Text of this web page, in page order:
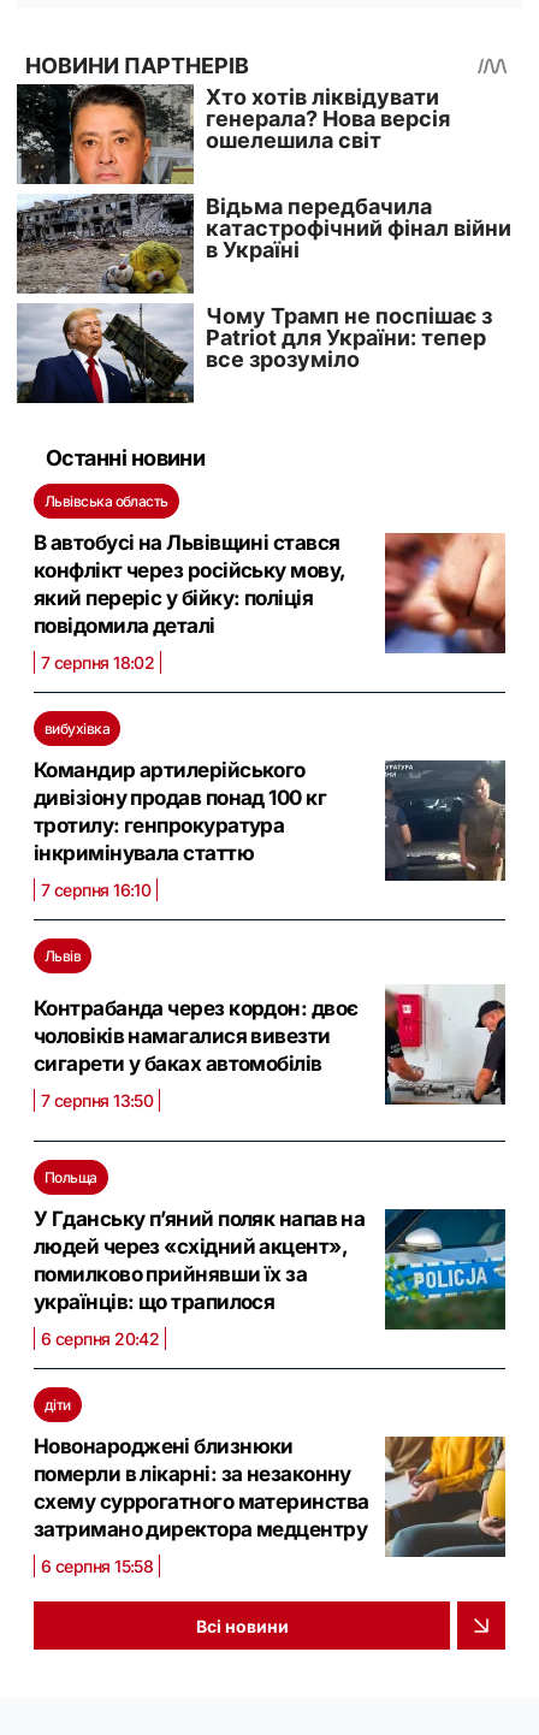
Останні новини
Львівська область
В автобусі на Львівщині стався
конфлікт через російську мову,
який переріс у бійку: поліція
повідомила деталі
7 серпня 18:02
вибухівка
Командир артилерійського
дивізіону продав понад 100 кг
тротилу: генпрокуратура
інкримінувала статтю
7 серпня 16:10
Львів
Контрабанда через кордон: двоє
чоловіків намагалися вивезти
сигарети у баках автомобілів
7 серпня 13:50
Польща
У Гданську п’яний поляк напав на
людей через «східний акцент»,
помилково прийнявши їх за
українців: що трапилося
6 серпня 20:42
діти
Новонароджені близнюки
померли в лікарні: за незаконну
схему суррогатного материнства
затримано директора медцентру
6 серпня 15:58
Всі новини